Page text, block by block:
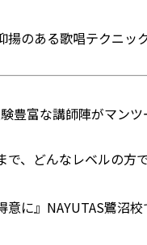
揚のある歌唱テクニッ
豊富な講師陣がマン
、どんなレベルの方
意に』NAYUTAS鷺沼